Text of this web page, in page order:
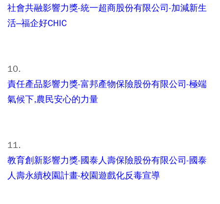
社會共融影響力獎-統一超商股份有限公司-加減新生
活–福企好CHIC
10.
責任產品影響力獎-富邦產物保險股份有限公司-極端
氣候下,農民安心的力量
11.
教育創新影響力獎-國泰人壽保險股份有限公司-國泰
人壽永續校園計畫-校園遊戲化反毒宣導